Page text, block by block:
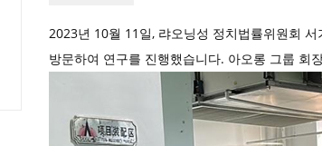
2023년 10월 11일, 랴오닝성 정치법률위원회
방문하여 연구를 진행했습니다. 아오롱 그룹 회